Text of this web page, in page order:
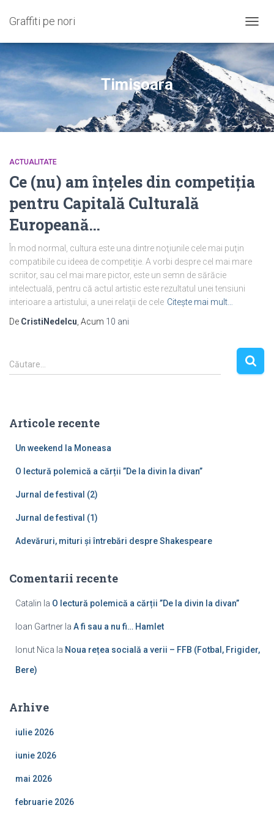
Graffiti pe nori
Timişoara
ACTUALITATE
Ce (nu) am înţeles din competiţia
pentru Capitală Culturală
Europeană…
În mod normal, cultura este una dintre noţiunile cele mai puţin
compatibile cu ideea de competiţie. A vorbi despre cel mai mare
scriitor, sau cel mai mare pictor, este un semn de sărăcie
intelectuală, pentru că actul artistic este rezultatul unei tensiuni
interioare a artistului, a unei relaţii de cele Citește mai mult…
De CristiNedelcu , Acum 10 ani
C
a
d
Căutare…
Articole recente
Un weekend la Moneasa
O lectură polemică a cărții ”De la divin la divan”
Jurnal de festival (2)
Jurnal de festival (1)
Adevăruri, mituri și întrebări despre Shakespeare
Comentarii recente
Catalin la O lectură polemică a cărții ”De la divin la divan”
Ioan Gartner la A fi sau a nu fi… Hamlet
Ionut Nica la Noua rețea socială a verii – FFB (Fotbal, Frigider,
Bere)
Arhive
iulie 2026
iunie 2026
mai 2026
februarie 2026